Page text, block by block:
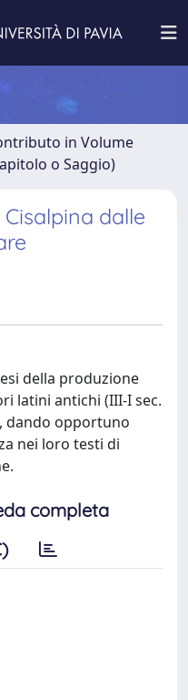
in Volume
o Saggio)
dalle
della produzione
latini antichi (III-I sec.
dando opportuno
nei loro testi di
completa